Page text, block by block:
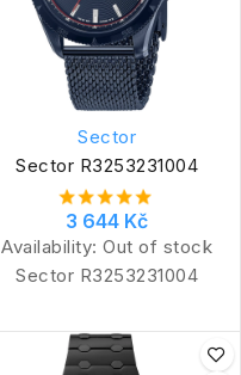
Sector
Sector R3253231004
3 644 Kč
Availability: Out of stock
Sector R3253231004